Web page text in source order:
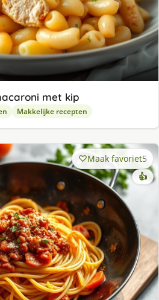
met kip
Makkelijke recepten
Maak favoriet5
👍